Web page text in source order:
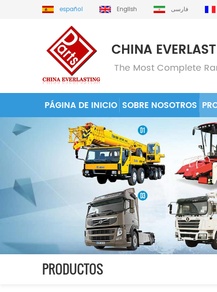
español English فارسی
PÁGINA DE INICIO SOBRE NOSOTROS
PRODUCTOS